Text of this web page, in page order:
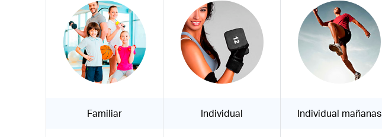
Familiar Individual Individual mañanas